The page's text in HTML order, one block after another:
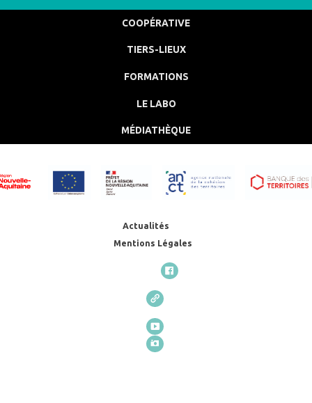
COOPÉRATIVE
TIERS-LIEUX
FORMATIONS
LE LABO
MÉDIATHÈQUE
Actualités
Mentions Légales